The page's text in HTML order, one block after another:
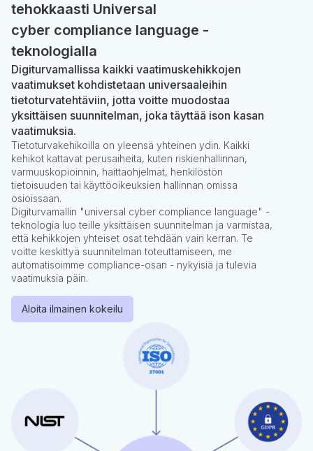
tehokkaasti Universal
cyber compliance language -
teknologialla
Digiturvamallissa kaikki vaatimuskehikkojen
vaatimukset kohdistetaan universaaleihin
tietoturvatehtäviin, jotta voitte muodostaa
yksittäisen suunnitelman, joka täyttää ison kasan
vaatimuksia.
Tietoturvakehikoilla on yleensä yhteinen ydin. Kaikki
kehikot kattavat perusaiheita, kuten riskienhallinnan,
varmuuskopioinnin, haittaohjelmat, henkilöstön
tietoisuuden tai käyttöoikeuksien hallinnan omissa
osioissaan.
Digiturvamallin "universal cyber compliance language" -
teknologia luo teille yksittäisen suunnitelman ja varmistaa,
että kehikkojen yhteiset osat tehdään vain kerran. Te
voitte keskittyä suunnitelman toteuttamiseen, me
automatisoimme compliance-osan - nykyisiä ja tulevia
vaatimuksia päin.
Aloita ilmainen kokeilu